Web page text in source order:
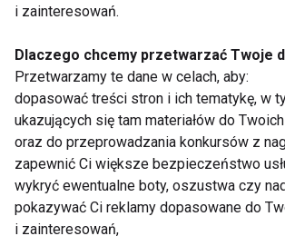
Jak wybrać
odpowiednią
końcówkę do
szczoteczki
sonicznej?
Zęby
Pokaż więcej
i zainteresowań.
Dlaczego chcemy przetwarzać Twoje
Przetwarzamy te dane w celach, aby:
dopasować treści stron i ich tematykę, w
ukazujących się tam materiałów do
oraz do przeprowadzania konkursów z
zapewnić Ci większe bezpieczeństwo
wykryć ewentualne boty, oszustwa czy
pokazywać Ci reklamy dopasowane do
i zainteresowań,